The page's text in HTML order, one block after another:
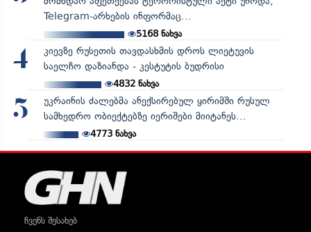
Telegram-არხების ინფორმაც...
5168ნახვა
4
კიევზე რუსეთის თავდასხმის დროს ლიეტუვის
საელჩო დაზიანდა - კესტუტის ბუდრისი
4832ნახვა
5
უკრაინის ძალებმა ანექსირებულ ყირიმში რუსულ
სამხედრო ობიექტებზე იერიშები მიიტანეს...
4773ნახვა
ჩვენს შესახებ